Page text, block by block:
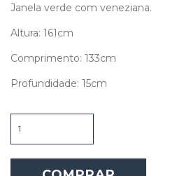
Janela verde com veneziana.
Altura: 161cm
Comprimento: 133cm
Profundidade: 15cm
verde
quantidade